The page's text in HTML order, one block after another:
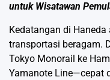
untuk Wisatawan
Kedatangan di
transportasi beragam.
Tokyo Monorail ke
Yamanote Line—cepat